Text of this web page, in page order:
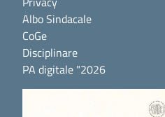
Albo Sindacale
CoGe
Disciplinare
PA digitale "2026